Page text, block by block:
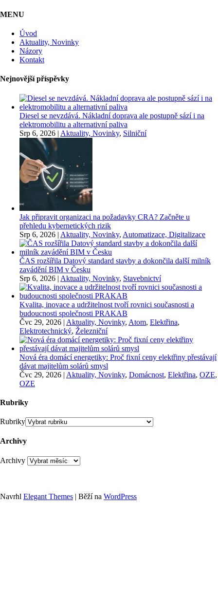
MENU
Úvod
Aktuality, Novinky
Názory
Kontakt
Nejnovější příspěvky
Diesel se nevzdává. Nákladní doprava ale postupně sází i na
elektromobilitu a alternativní paliva
Srp 6, 2026 | Aktuality, Novinky, Silniční
Jak připravit organizaci na požadavky CRA? Začněte u
přehledu kybernetických rizik
Srp 6, 2026 | Aktuality, Novinky, Automatizace, Digitalizace
ČAS rozšířila Datový standard stavby a dokončila další milník
zavádění BIM v Česku
Srp 6, 2026 | Aktuality, Novinky, Stavebnictví
Kvalita, inovace a udržitelnost tvoří rovnici současnosti a
budoucnosti společnosti PRAKAB
Čvc 29, 2026 | Aktuality, Novinky, Atom, Elektřina,
Elektrotechnický, Železniční
Nová éra domácí energetiky: Proč fixní ceny elektřiny přestávají
dávat majitelům solárů smysl
Čvc 29, 2026 | Aktuality, Novinky, Domácnost, Elektřina, OZE,
OZE
Rubriky
Rubriky
Archivy
Archivy
Navrhl Elegant Themes | Běží na WordPress